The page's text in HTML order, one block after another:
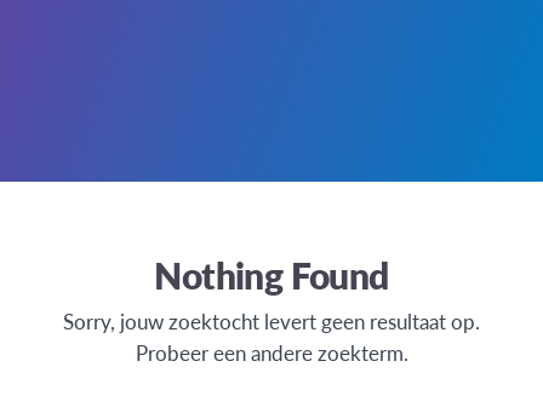
Nothing Found
Sorry, jouw zoektocht levert geen resultaat op.
Probeer een andere zoekterm.